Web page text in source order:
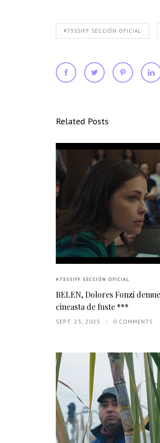
#73SSIFF SECCIÓN OFICIAL
Related Posts
#73SSIFF SECCIÓN OFICIAL
BELEN, Dolores Fonzi
cineasta de fuste ***
SEPT. 23, 2025 0 COMMENTS